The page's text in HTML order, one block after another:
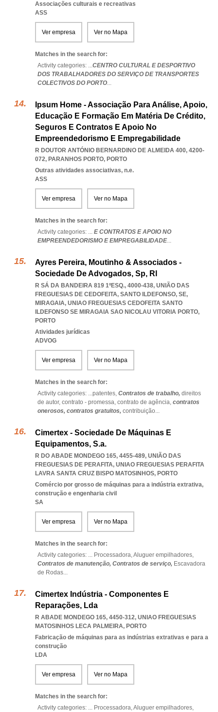
Associações culturais e recreativas
ASS
Ver empresa Ver no Mapa
Matches in the search for:
Activity categories: ...CENTRO CULTURAL E DESPORTIVO
DOS TRABALHADORES DO SERVIÇO DE TRANSPORTES
COLECTIVOS DO PORTO...
Ipsum Home - Associação Para Análise, Apoio,
Educação E Formação Em Matéria De Crédito,
Seguros E Contratos E Apoio No
Empreendedorismo E Empregabilidade
R DOUTOR ANTÓNIO BERNARDINO DE ALMEIDA 400, 4200-
072, PARANHOS PORTO, PORTO
Outras atividades associativas, n.e.
ASS
Ver empresa Ver no Mapa
Matches in the search for:
Activity categories: ... E CONTRATOS E APOIO NO
EMPREENDEDORISMO E EMPREGABILIDADE...
Ayres Pereira, Moutinho & Associados -
Sociedade De Advogados, Sp, Rl
R SÁ DA BANDEIRA 819 1ºESQ., 4000-438, UNIÃO DAS
FREGUESIAS DE CEDOFEITA, SANTO ILDEFONSO, SE,
MIRAGAIA, UNIAO FREGUESIAS CEDOFEITA SANTO
ILDEFONSO SE MIRAGAIA SAO NICOLAU VITORIA PORTO,
PORTO
Atividades jurídicas
ADVOG
Ver empresa Ver no Mapa
Matches in the search for:
Activity categories: ...patentes, Contratos de trabalho, direitos
de autor, contrato - promessa, contrato de agência, contratos
onerosos, contratos gratuitos, contribuição...
Cimertex - Sociedade De Máquinas E
Equipamentos, S.a.
R DO ABADE MONDEGO 165, 4455-489, UNIÃO DAS
FREGUESIAS DE PERAFITA, UNIAO FREGUESIAS PERAFITA
LAVRA SANTA CRUZ BISPO MATOSINHOS, PORTO
Comércio por grosso de máquinas para a indústria extrativa,
construção e engenharia civil
SA
Ver empresa Ver no Mapa
Matches in the search for:
Activity categories: ... Processadora,Aluguer empilhadores,
Contratos de manutenção, Contratos de serviço, Escavadora
de Rodas...
Cimertex Indústria - Componentes E
Reparações, Lda
R ABADE MONDEGO 165, 4450-312, UNIAO FREGUESIAS
MATOSINHOS LECA PALMEIRA, PORTO
Fabricação de máquinas para as indústrias extrativas e para a
construção
LDA
Ver empresa Ver no Mapa
Matches in the search for:
Activity categories: ... Processadora,Aluguer empilhadores,